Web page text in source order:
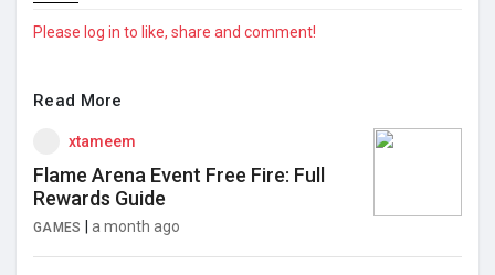
Please log in to like, share and comment!
Read More
xtameem
Flame Arena Event Free Fire: Full
Rewards Guide
GAMES a month ago